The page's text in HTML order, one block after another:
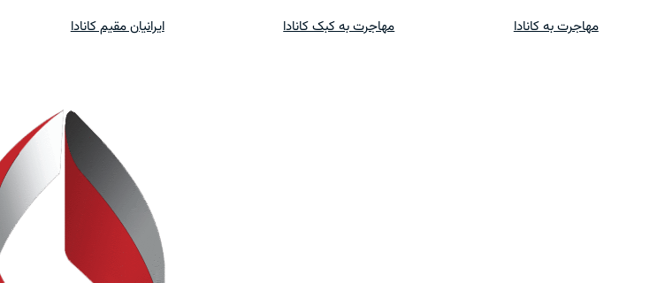
مهاجرت به کانادا مهاجرت به کبک کانادا ایرانیان مقیم کانادا